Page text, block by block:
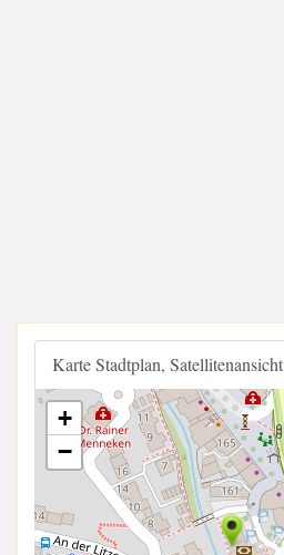
Karte Stadtplan, Satellitenansicht
+
−